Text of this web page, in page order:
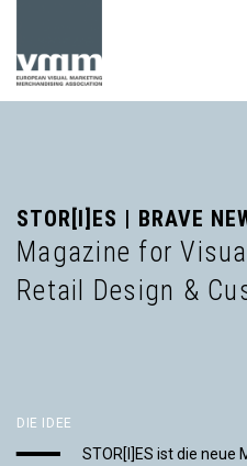
STOR[I]ES | BRAVE
Magazine for
Retail Design &
DIE IDEE
STOR[I]ES ist die